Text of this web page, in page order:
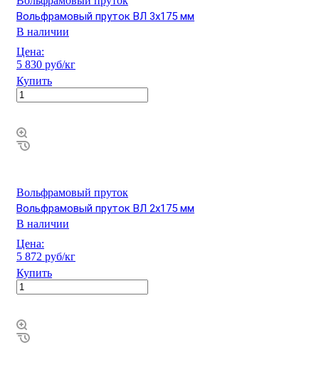
Вольфрамовый пруток ВЛ 3х175 мм
В наличии
Цена:
5 830 руб/кг
Купить
Вольфрамовый пруток
Вольфрамовый пруток ВЛ 2х175 мм
В наличии
Цена:
5 872 руб/кг
Купить